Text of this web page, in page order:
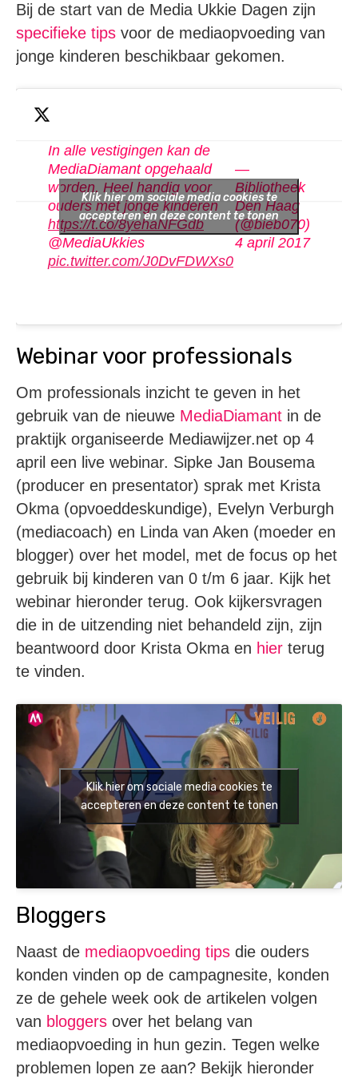
Bij de start van de Media Ukkie Dagen zijn
specifieke tips voor de mediaopvoeding van
jonge kinderen beschikbaar gekomen.
In alle vestigingen kan de
MediaDiamant opgehaald
worden. Heel handig voor
ouders met jonge kinderen
https://t.co/8yehaNFGdb
@MediaUkkies
pic.twitter.com/J0DvFDWXs0
—
Bibliotheek
Den Haag
(@bieb070)
4 april 2017
Klik hier om sociale media cookies te
accepteren en deze content te tonen
Webinar voor professionals
Om professionals inzicht te geven in het
gebruik van de nieuwe MediaDiamant in de
praktijk organiseerde Mediawijzer.net op 4
april een live webinar. Sipke Jan Bousema
(producer en presentator) sprak met Krista
Okma (opvoeddeskundige), Evelyn Verburgh
(mediacoach) en Linda van Aken (moeder en
blogger) over het model, met de focus op het
gebruik bij kinderen van 0 t/m 6 jaar. Kijk het
webinar hieronder terug. Ook kijkersvragen
die in de uitzending niet behandeld zijn, zijn
beantwoord door Krista Okma en hier terug
te vinden.
Klik hier om sociale media cookies te
accepteren en deze content te tonen
Bloggers
Naast de mediaopvoeding tips die ouders
konden vinden op de campagnesite, konden
ze de gehele week ook de artikelen volgen
van bloggers over het belang van
mediaopvoeding in hun gezin. Tegen welke
problemen lopen ze aan? Bekijk hieronder